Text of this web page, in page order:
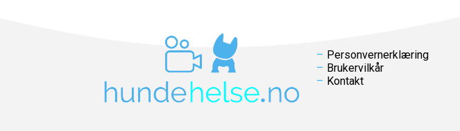
Personvernerklæring
Brukervilkår
Kontakt